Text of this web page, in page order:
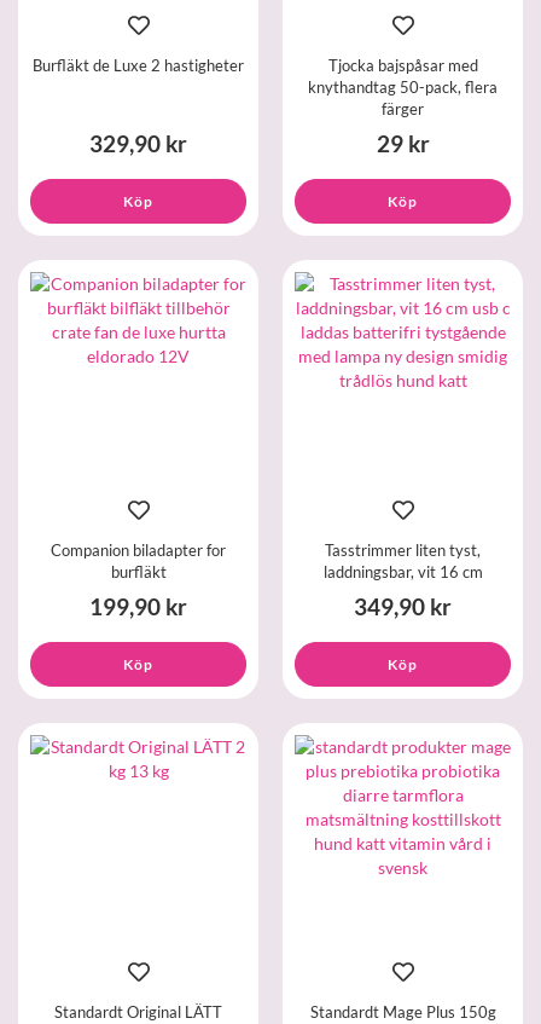
Burfläkt de Luxe 2 hastigheter
329,90 kr
Köp
Tjocka bajspåsar med
knythandtag 50-pack, flera
färger
29 kr
Köp
Companion biladapter for
burfläkt
199,90 kr
Köp
Tasstrimmer liten tyst,
laddningsbar, vit 16 cm
349,90 kr
Köp
Standardt Original LÄTT Standardt Mage Plus 150g